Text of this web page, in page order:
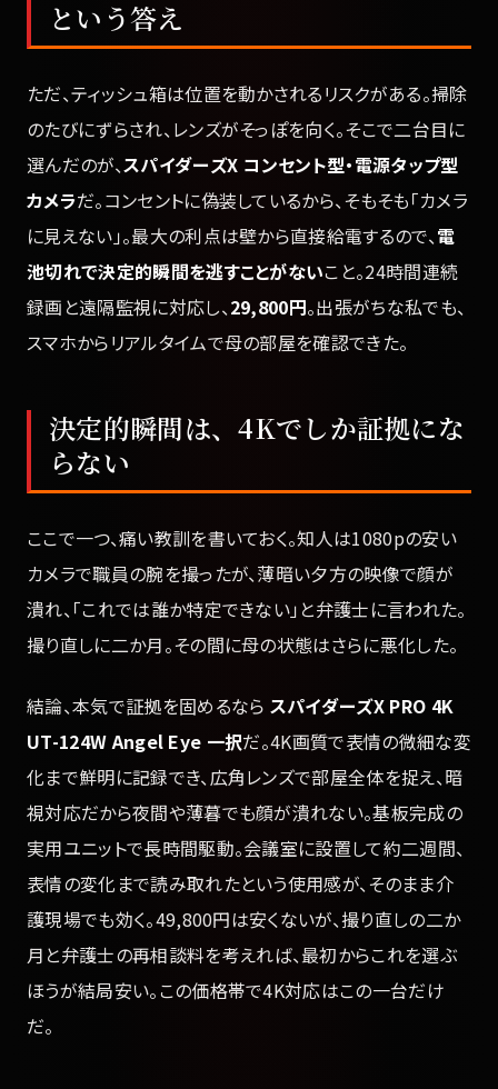
という答え
ただ、ティッシュ箱は位置を動かされるリスクがある。掃除
のたびにずらされ、レンズがそっぽを向く。そこで二台目に
選んだのが、スパイダーズX コンセント型・電源タップ型
カメラだ。コンセントに偽装しているから、そもそも「カメラ
に見えない」。最大の利点は壁から直接給電するので、電
池切れで決定的瞬間を逃すことがないこと。24時間連続
録画と遠隔監視に対応し、29,800円。出張がちな私でも、
スマホからリアルタイムで母の部屋を確認できた。
決定的瞬間は、4Kでしか証拠にな
らない
ここで一つ、痛い教訓を書いておく。知人は1080pの安い
カメラで職員の腕を撮ったが、薄暗い夕方の映像で顔が
潰れ、「これでは誰か特定できない」と弁護士に言われた。
撮り直しに二か月。その間に母の状態はさらに悪化した。
結論、本気で証拠を固めるなら スパイダーズX PRO 4K
UT-124W Angel Eye 一択だ。4K画質で表情の微細な変
化まで鮮明に記録でき、広角レンズで部屋全体を捉え、暗
視対応だから夜間や薄暮でも顔が潰れない。基板完成の
実用ユニットで長時間駆動。会議室に設置して約二週間、
表情の変化まで読み取れたという使用感が、そのまま介
護現場でも効く。49,800円は安くないが、撮り直しの二か
月と弁護士の再相談料を考えれば、最初からこれを選ぶ
ほうが結局安い。この価格帯で4K対応はこの一台だけ
だ。